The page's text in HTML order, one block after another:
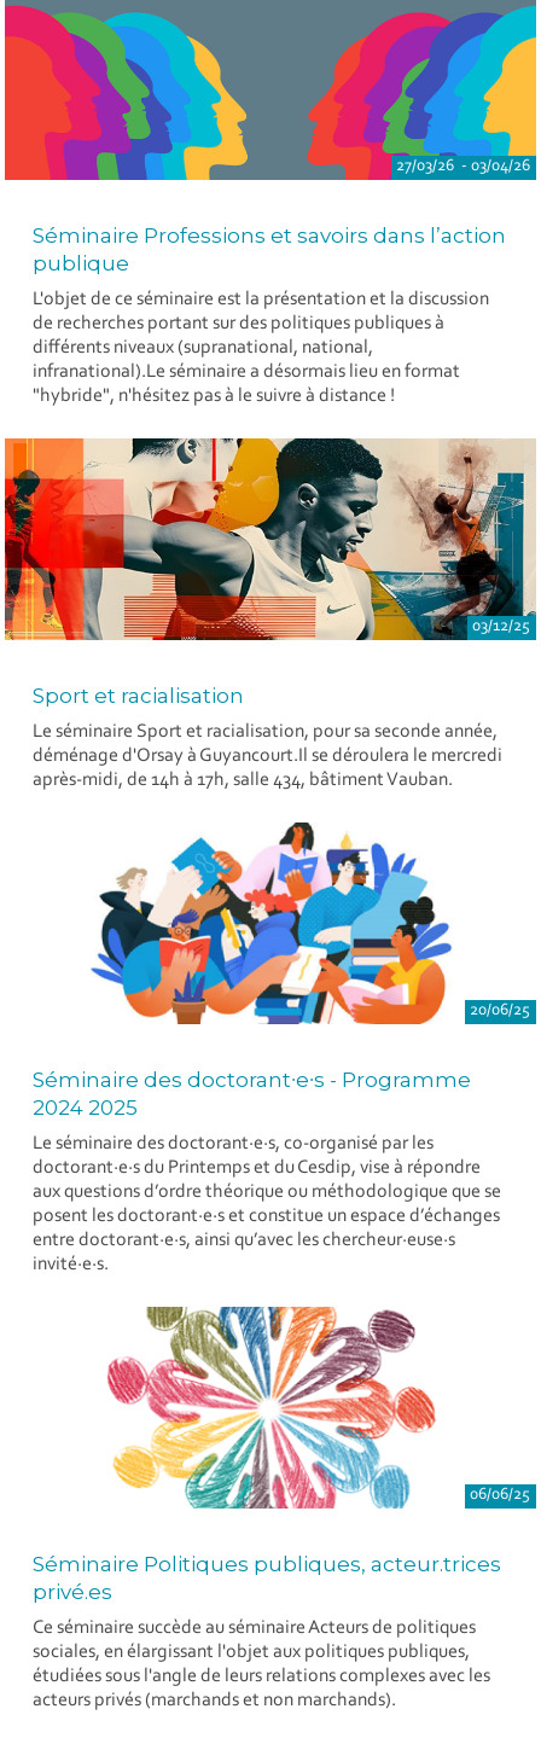
27/03/26 - 03/04/26
Séminaire Professions et savoirs dans l’action
publique
L'objet de ce séminaire est la présentation et la discussion
de recherches portant sur des politiques publiques à
différents niveaux (supranational, national,
infranational).Le séminaire a désormais lieu en format
"hybride", n'hésitez pas à le suivre à distance !
03/12/25
Sport et racialisation
Le séminaire Sport et racialisation, pour sa seconde année,
déménage d'Orsay à Guyancourt.Il se déroulera le mercredi
après-midi, de 14h à 17h, salle 434, bâtiment Vauban.
20/06/25
Séminaire des doctorant∙e∙s - Programme
2024 2025
Le séminaire des doctorant∙e∙s, co-organisé par les
doctorant∙e∙s du Printemps et du Cesdip, vise à répondre
aux questions d’ordre théorique ou méthodologique que se
posent les doctorant∙e∙s et constitue un espace d’échanges
entre doctorant∙e∙s, ainsi qu’avec les chercheur∙euse∙s
invité∙e∙s.
06/06/25
Séminaire Politiques publiques, acteur.trices
privé.es
Ce séminaire succède au séminaire Acteurs de politiques
sociales, en élargissant l'objet aux politiques publiques,
étudiées sous l'angle de leurs relations complexes avec les
acteurs privés (marchands et non marchands).